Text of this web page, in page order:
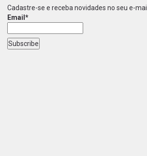
Cadastre-se e receba novidades no seu e-mail
Email*